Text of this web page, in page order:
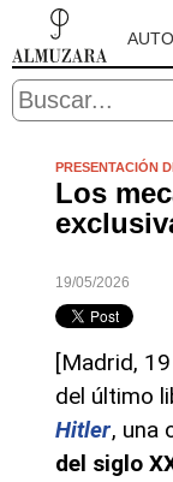
PRESENTACIÓN
Los
19/05/2026
[Madrid,
del último
Hitler, una
del siglo